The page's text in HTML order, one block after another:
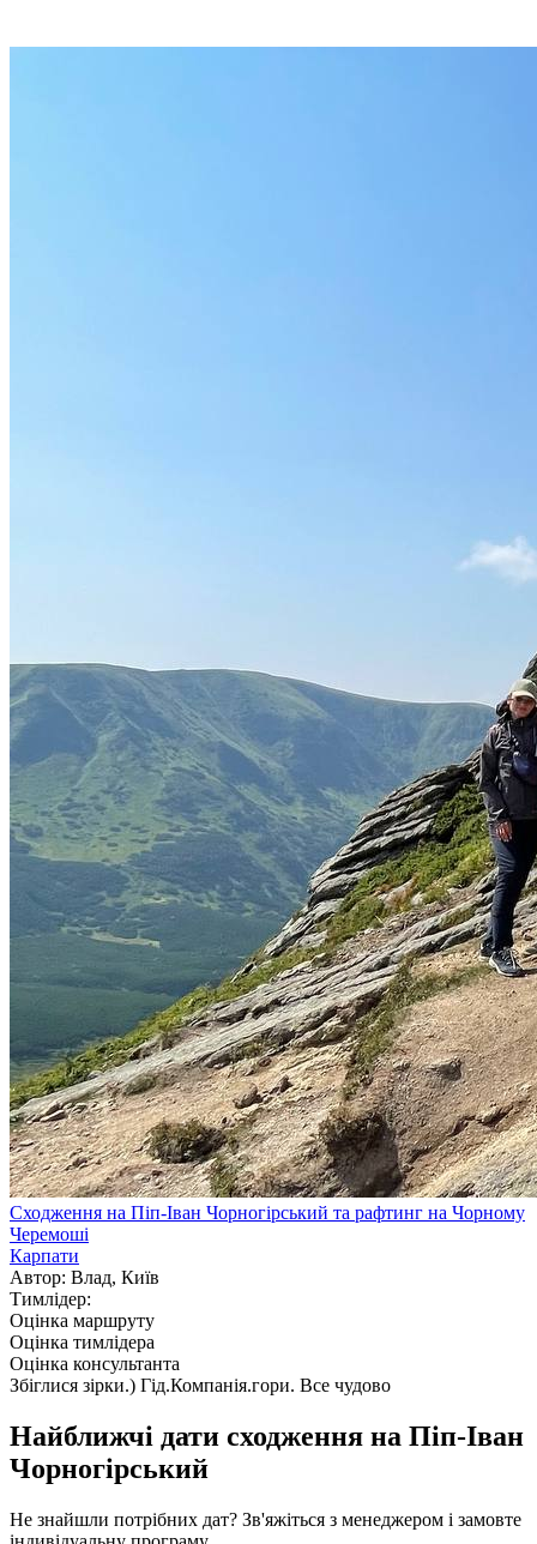
Сходження на Піп-Іван Чорногірський та рафтинг на Чорному
Черемоші
Карпати
Автор: Влад, Київ
Тимлідер:
Оцінка маршруту
Оцінка тимлідера
Оцінка консультанта
Збіглися зірки.) Гід.Компанія.гори. Все чудово
Найближчі дати сходження на Піп-Іван
Чорногірський
Не знайшли потрібних дат? Зв'яжіться з менеджером і замовте